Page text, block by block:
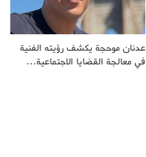
عدنان موحجة يكشف رؤيته الفنية
في معالجة القضايا الاجتماعية…